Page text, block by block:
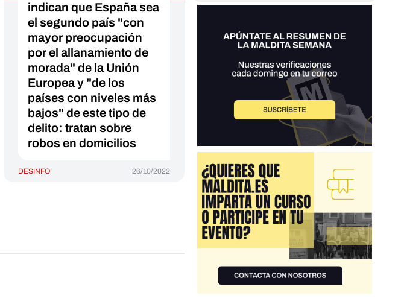
indican que España sea
el segundo país "con
mayor preocupación
por el allanamiento de
morada" de la Unión
Europea y "de los
países con niveles más
bajos" de este tipo de
delito: tratan sobre
robos en domicilios
DESINFO 26/10/2022